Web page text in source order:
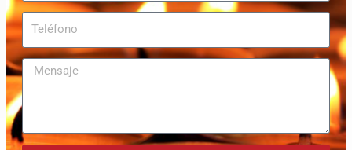
Teléfono
Mensaje